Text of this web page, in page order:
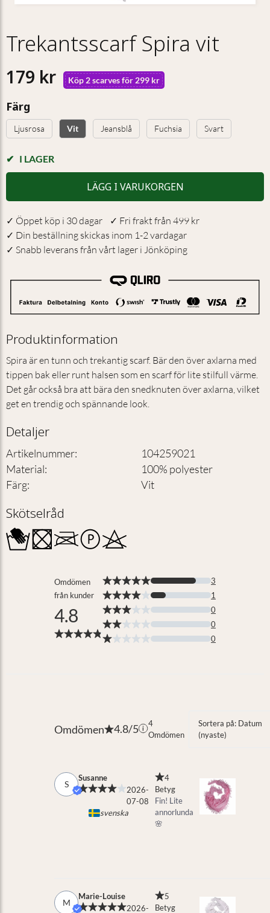
Trekantsscarf Spira vit
179 kr Köp 2 scarves för 299 kr
Färg
Ljusrosa Vit Jeansblå Fuchsia Svart
I LAGER
LÄGG I VARUKORGEN
✓ Öppet köp i 30 dagar ✓ Fri frakt från 499 kr
✓ Din beställning skickas inom 1-2 vardagar
✓ Snabb leverans från vårt lager i Jönköping
Produktinformation
Spira är en tunn och trekantig scarf. Bär den över axlarna med
tippen bak eller runt halsen som en scarf för lite stilfull värme.
Det går också bra att bära den snedknuten över axlarna, vilket
get en trendig och spännande look.
Detaljer
Artikelnummer:
104259021
Material:
100% polyester
Färg: Vit
Skötselråd